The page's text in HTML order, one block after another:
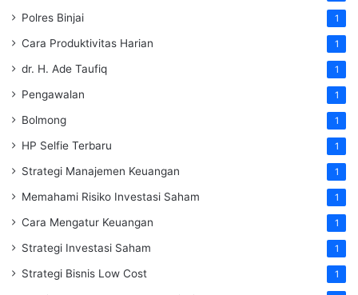
Polres Binjai 1
Cara Produktivitas Harian 1
dr. H. Ade Taufiq 1
Pengawalan 1
Bolmong 1
HP Selfie Terbaru 1
Strategi Manajemen Keuangan 1
Memahami Risiko Investasi Saham 1
Cara Mengatur Keuangan 1
Strategi Investasi Saham 1
Strategi Bisnis Low Cost 1